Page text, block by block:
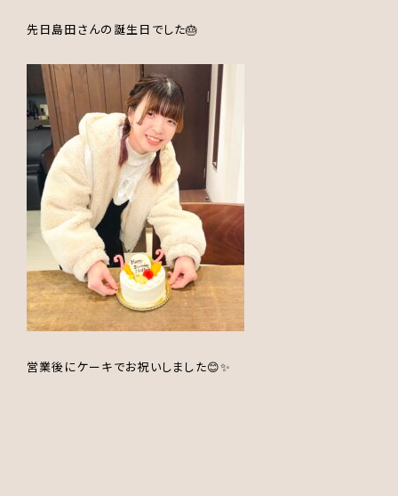
先日島田さんの誕生日でした🎂
営業後にケーキでお祝いしました😊✨